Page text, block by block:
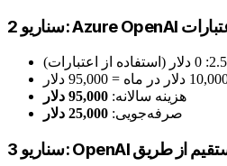
هزینه سالانه: 95,000 دلار
صرفه‌جویی: 25,000 دلار